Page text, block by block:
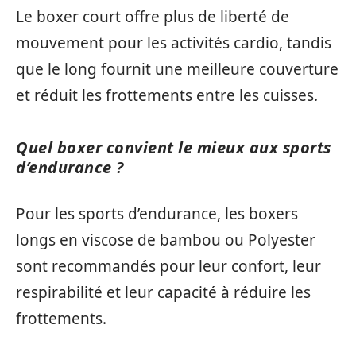
Le boxer court offre plus de liberté de
mouvement pour les activités cardio, tandis
que le long fournit une meilleure couverture
et réduit les frottements entre les cuisses.
Quel boxer convient le mieux aux sports
d’endurance ?
Pour les sports d’endurance, les boxers
longs en viscose de bambou ou Polyester
sont recommandés pour leur confort, leur
respirabilité et leur capacité à réduire les
frottements.